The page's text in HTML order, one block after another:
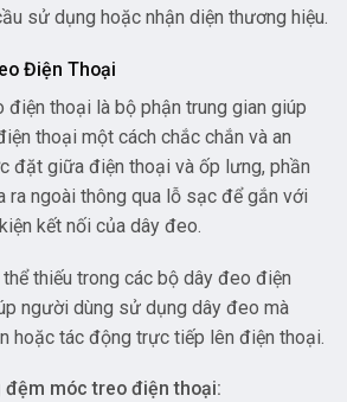
sử dụng hoặc nhận diện thương hiệu.
Điện Thoại
điện thoại là bộ phận trung gian giúp
thoại một cách chắc chắn và an
đặt giữa điện thoại và ốp lưng, phần
ngoài thông qua lỗ sạc để gắn với
kết nối của dây đeo.
thiếu trong các bộ dây đeo điện
người dùng sử dụng dây đeo mà
hoặc tác động trực tiếp lên điện thoại.
móc treo điện thoại: